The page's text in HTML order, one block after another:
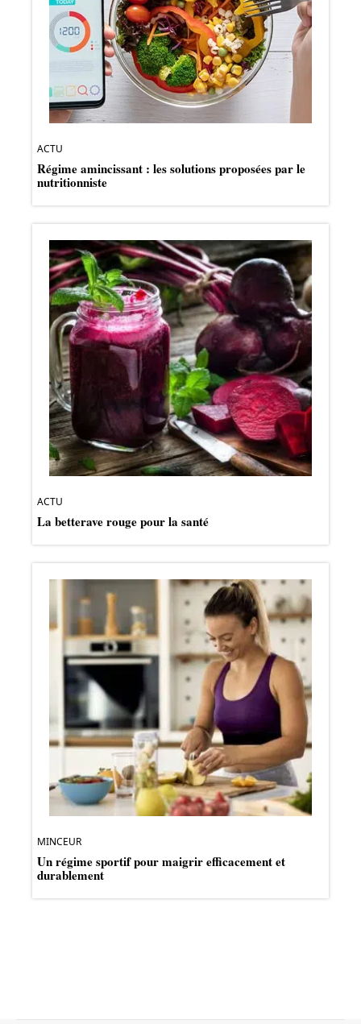
ACTU
Régime amincissant : les solutions proposées par le
nutritionniste
ACTU
La betterave rouge pour la santé
MINCEUR
Un régime sportif pour maigrir efficacement et
durablement